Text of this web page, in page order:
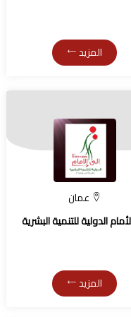
المزيد
عمان
الدولية للتنمية البشرية
المزيد